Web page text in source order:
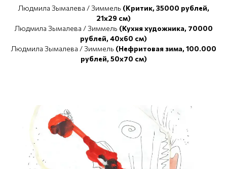
Людмила Зымалева / Зиммель (Критик, 35000 рублей,
21x29 см)
Людмила Зымалева / Зиммель (Кухня художника, 70000
рублей, 40x60 см)
Людмила Зымалева / Зиммель (Нефритовая зима, 100.000
рублей, 50x70 см)